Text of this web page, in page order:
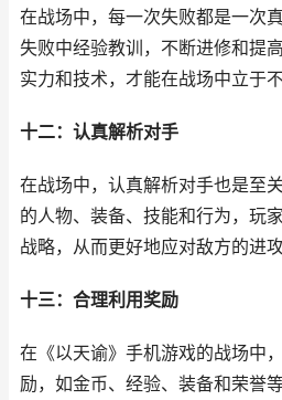
在战场中，每一次失败都是一次
失败中经验教训，不断进修和提
实力和技术，才能在战场中立于不
十二：认真解析对手
在战场中，认真解析对手也是至
的人物、装备、技能和行为，玩
战略，从而更好地应对敌方的进攻
十三：合理利用奖励
在《以天谕》手机游戏的战场中
励，如金币、经验、装备和荣誉